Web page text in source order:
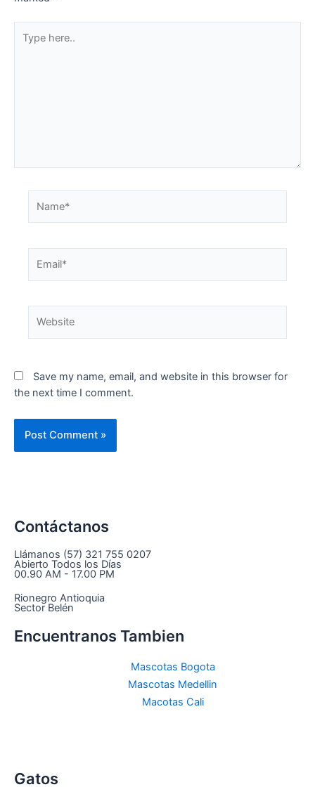
Save my name, email, and website in this browser for
the next time I comment.
Contáctanos
Llámanos (57) 321 755 0207
Abierto Todos los Días
00.90 AM - 17.00 PM
Rionegro Antioquia
Sector Belén
Encuentranos Tambien
Mascotas Bogota
Mascotas Medellin
Macotas Cali
Gatos